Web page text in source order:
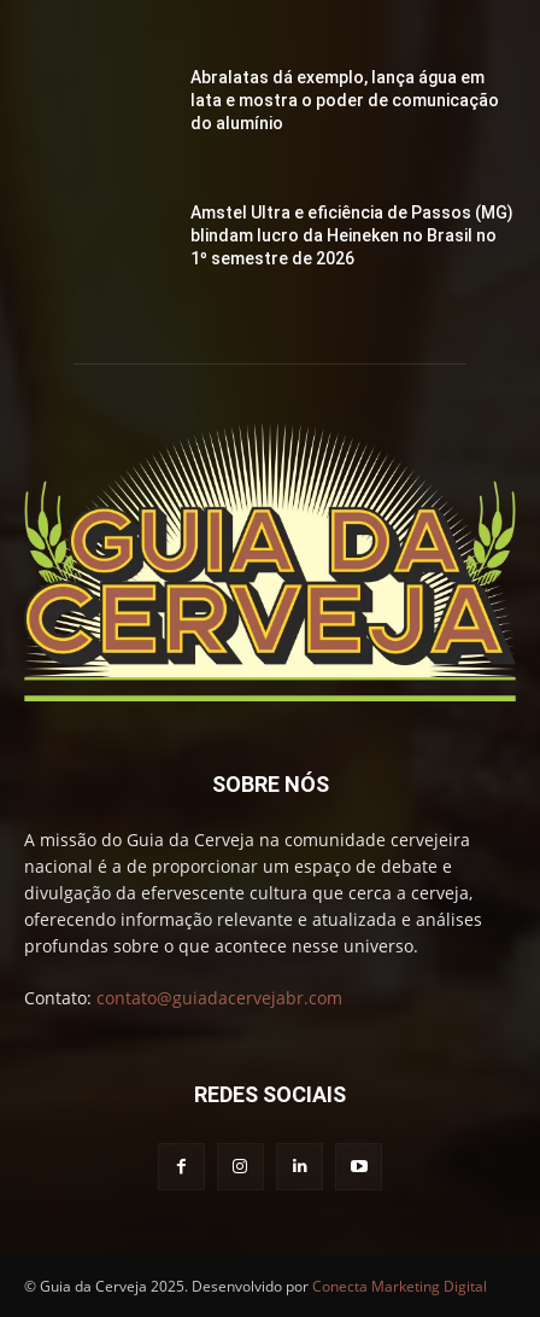
Abralatas dá exemplo, lança água em
lata e mostra o poder de comunicação
do alumínio
Amstel Ultra e eficiência de Passos (MG)
blindam lucro da Heineken no Brasil no
1º semestre de 2026
SOBRE NÓS
A missão do Guia da Cerveja na comunidade cervejeira
nacional é a de proporcionar um espaço de debate e
divulgação da efervescente cultura que cerca a cerveja,
oferecendo informação relevante e atualizada e análises
profundas sobre o que acontece nesse universo.
Contato: contato@guiadacervejabr.com
REDES SOCIAIS
© Guia da Cerveja 2025. Desenvolvido porConecta Marketing Digital